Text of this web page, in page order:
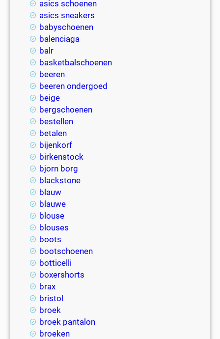
asics schoenen
asics sneakers
babyschoenen
balenciaga
balr
basketbalschoenen
beeren
beeren ondergoed
beige
bergschoenen
bestellen
betalen
bijenkorf
birkenstock
bjorn borg
blackstone
blauw
blauwe
blouse
blouses
boots
bootschoenen
botticelli
boxershorts
brax
bristol
broek
broek pantalon
broeken